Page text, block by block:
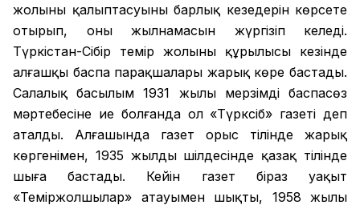
жолының қалыптасуының барлық кезеңдерін көрсете
отырып, оның жылнамасын жүргізіп келеді.
Түркістан-Сібір темір жолының құрылысы кезінде
алғашқы баспа парақшалары жарық көре бастады.
Салалық басылым 1931 жылы мерзімді баспасөз
мәртебесіне ие болғанда ол «Түрксіб» газеті деп
аталды. Алғашында газет орыс тілінде жарық
көргенімен, 1935 жылдың шілдесінде қазақ тілінде
шыға бастады. Кейін газет біраз уақыт
«Теміржолшылар» атауымен шықты, 1958 жылы